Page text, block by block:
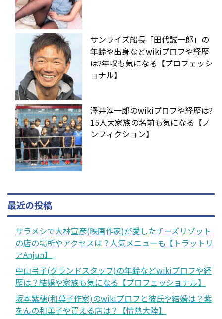
サンライズ船長「田代誠一郎」の
年齢や出身などwikiプロフや経歴
は?年収も気になる【プロフェッシ
ョナル】
澤井淳一郎のwikiプロフや経歴は?
15人大家族の名前も気になる【ノ
ンフィクション】
最近の投稿
サラメシで大林宣彦(映画作家)が愛したチーズリゾット
の店の場所やアクセスは？人気メニューも【トラットリ
アAnjun】
中山弓子(グランドスタッフ)の年齢などwikiプロフや経
歴は？結婚や家族も気になる【プロフェッショナル】
坂本紫穗(和菓子作家)のwikiプロフと彼氏や結婚は？紫
をんの和菓子や買える店は？【情熱大陸】